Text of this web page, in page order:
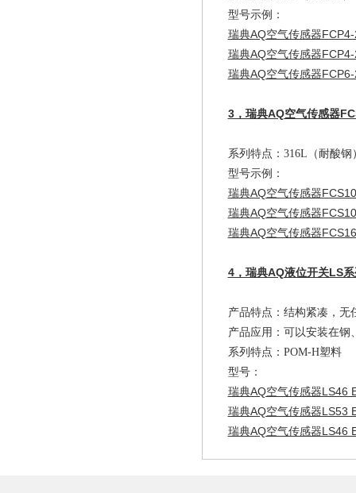
型号示例：
瑞典AQ空气传感器
瑞典AQ空气传感器
瑞典AQ空气传感器
3，瑞典AQ空气传感器
系列特点：316L（耐酸钢
型号示例：
瑞典AQ空气传感器
瑞典AQ空气传感器
瑞典AQ空气传感器
4，瑞典AQ液位开关LS系
产品特点：结构紧凑，无
产品应用：可以安装在钢
系列特点：POM-H塑料
型号：
瑞典AQ空气传感器LS46
瑞典AQ空气传感器LS53
瑞典AQ空气传感器LS46